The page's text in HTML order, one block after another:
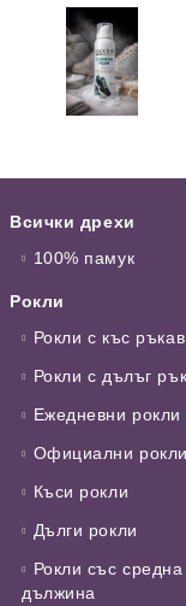
Всички дрехи
100% памук
Рокли
Рокли с къс ръкав
Рокли с дълъг
Ежедневни рокли
Официални рокли
Къси рокли
Дълги рокли
Рокли със средна
дължина